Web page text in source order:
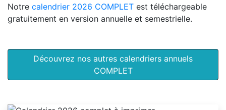
Notre calendrier 2026 COMPLET est téléchargeable
gratuitement en version annuelle et semestrielle.
Découvrez nos autres calendriers annuels
COMPLET